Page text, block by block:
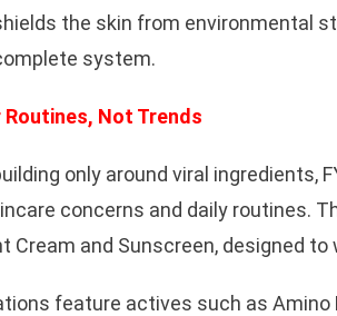
the skin from environmental
system.
Not Trends
only around viral ingredients,
concerns and daily routines.
Cream and Sunscreen, designed
feature actives such as Amino